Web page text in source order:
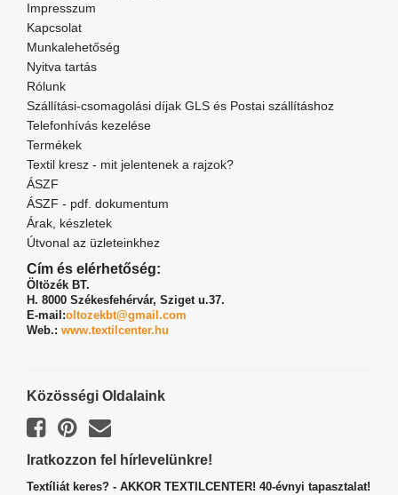
Impresszum
Kapcsolat
Munkalehetőség
Nyitva tartás
Rólunk
Szállítási-csomagolási díjak GLS és Postai szállításhoz
Telefonhívás kezelése
Termékek
Textil kresz - mit jelentenek a rajzok?
ÁSZF
ÁSZF - pdf. dokumentum
Árak, készletek
Útvonal az üzleteinkhez
Cím és elérhetőség:
Öltözék BT.
H. 8000 Székesfehérvár, Sziget u.37.
E-mail:oltozekbt@gmail.com
Web.: www.textilcenter.hu
Közösségi Oldalaink
Iratkozzon fel hírlevelünkre!
Textíliát keres? - AKKOR TEXTILCENTER! 40-évnyi tapasztalat!